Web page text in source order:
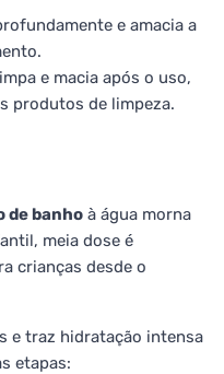
e amacia a
e macia após o uso,
produtos de limpeza.
de banho à água morna
meia dose é
crianças desde o
e traz hidratação intensa
etapas: